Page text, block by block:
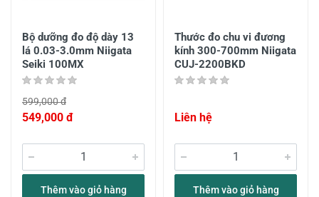
Bộ dưỡng đo độ dày 13
lá 0.03-3.0mm Niigata
Seiki 100MX
599,000 đ
549,000 đ
Thêm vào giỏ hàng
Thước đo chu vi đương
kính 300-700mm Niigata
CUJ-2200BKD
Liên hệ
Thêm vào giỏ hàng